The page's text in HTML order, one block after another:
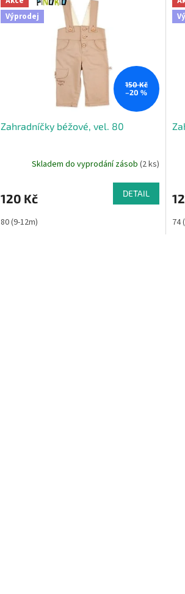
pp Výprodej
150 Kč
–20 %
Zahradníčky béžové, vel. 80
Skladem do vyprodání zásob (2 ks)
120 Kč DETAIL
80 (9-12m) 74